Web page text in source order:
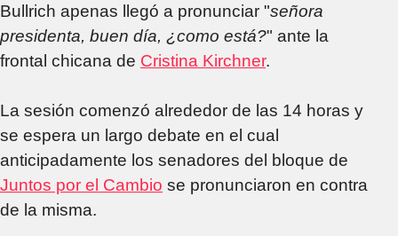
Bullrich apenas llegó a pronunciar "señora
presidenta, buen día, ¿como está?" ante la
frontal chicana de Cristina Kirchner.
La sesión comenzó alrededor de las 14 horas y
se espera un largo debate en el cual
anticipadamente los senadores del bloque de
Juntos por el Cambio se pronunciaron en contra
de la misma.